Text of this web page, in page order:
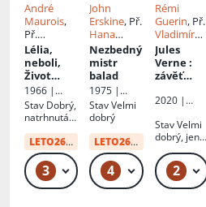
André
Maurois,
Př.
Břetislav
Štorm,
Petr Kopta
Lélia,
neboli,
Život
George
Sandové
1966 |
Odeon
Stav Dobrý,
natrhnutá
LETO26od: 34 Kč
3 49 Kč
John
Erskine, Př.
Hana
Žantovská
Nezbedný
mistr
balad
1975 |
Melantrich
StavVelmi
dobrý
LETO26od: 34 Kč
4 49 Kč – 59 Kč
Rémi
Guerin, Př.
Vladimír
Čadský
Jules
Verne:
závěť
ka
2020 |
s.r.o
StavVelmi
dobrý, jen
oděrky,
desky s
polepkou
2